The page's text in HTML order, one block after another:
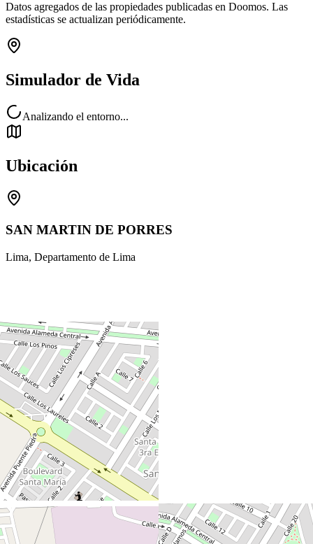
Datos agregados de las propiedades publicadas en Doomos. Las
estadísticas se actualizan periódicamente.
Simulador de Vida
Analizando el entorno...
Ubicación
SAN MARTIN DE PORRES
Lima, Departamento de Lima